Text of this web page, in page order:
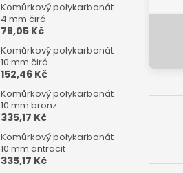
Komůrkový polykarbonát
4 mm čirá
78,05 Kč
Komůrkový polykarbonát
10 mm čirá
152,46 Kč
Komůrkový polykarbonát
10 mm bronz
335,17 Kč
Komůrkový polykarbonát
10 mm antracit
335,17 Kč